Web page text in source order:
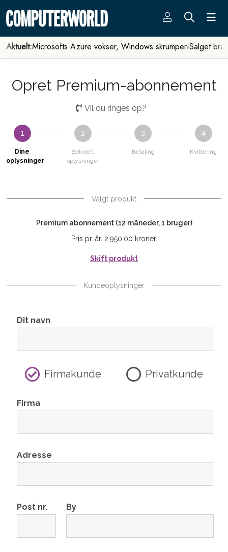
Aktuelt:Microsofts Azure vokser, Windows skrumper Salget
Opret Premium-abonnement
Vil du ringes op?
1
Dine
oplysninger
2
Bekræft
oplysninger
3
Betaling
4
Kvittering
Valgt produkt
Premium abonnement (12 måneder, 1 bruger)
Pris pr. år. 2.950,00 kroner.
Skift produkt
Kundeoplysninger
Dit navn
Firmakunde Privatkunde
Firma
Adresse
Post nr. By